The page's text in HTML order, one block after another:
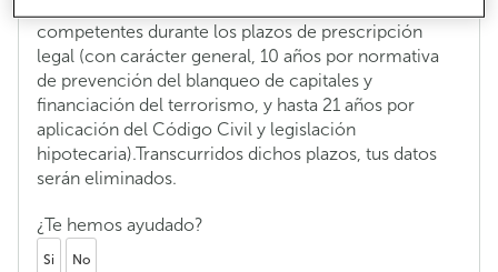
competentes durante los plazos de prescripción
legal (con carácter general, 10 años por normativa
de prevención del blanqueo de capitales y
financiación del terrorismo, y hasta 21 años por
aplicación del Código Civil y legislación
hipotecaria).Transcurridos dichos plazos, tus datos
serán eliminados.
¿Te hemos ayudado?
Si No